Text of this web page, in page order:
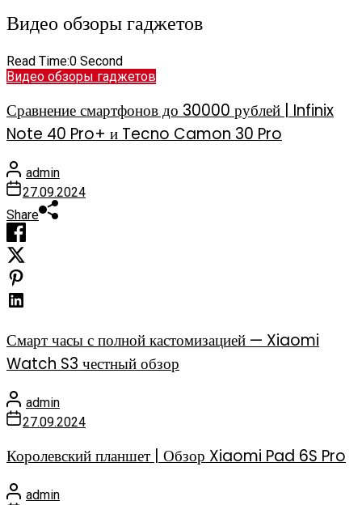
Видео обзоры гаджетов
Read Time:0 Second
Видео обзоры гаджетов
Сравнение смартфонов до 30000 рублей | Infinix
Note 40 Pro+ и Tecno Camon 30 Pro
admin
27.09.2024
Share
Смарт часы с полной кастомизацией — Xiaomi
Watch S3 честный обзор
admin
27.09.2024
Королевский планшет | Обзор Xiaomi Pad 6S Pro
admin